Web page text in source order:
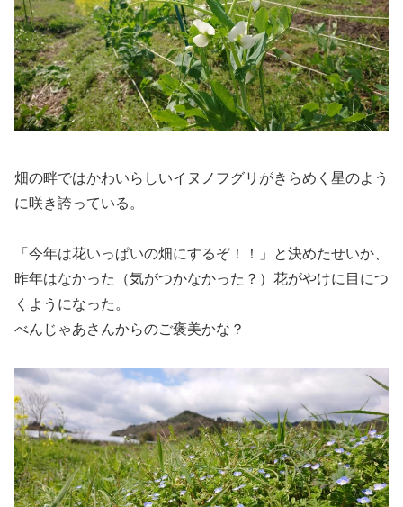
畑の畔ではかわいらしいイヌノフグリがきらめく星のよう
に咲き誇っている。
「今年は花いっぱいの畑にするぞ！！」と決めたせいか、
昨年はなかった（気がつかなかった？）花がやけに目につ
くようになった。
べんじゃあさんからのご褒美かな？